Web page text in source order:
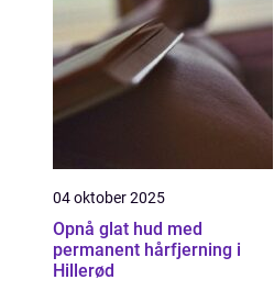
04 oktober 2025
Opnå glat hud med
permanent hårfjerning i
Hillerød